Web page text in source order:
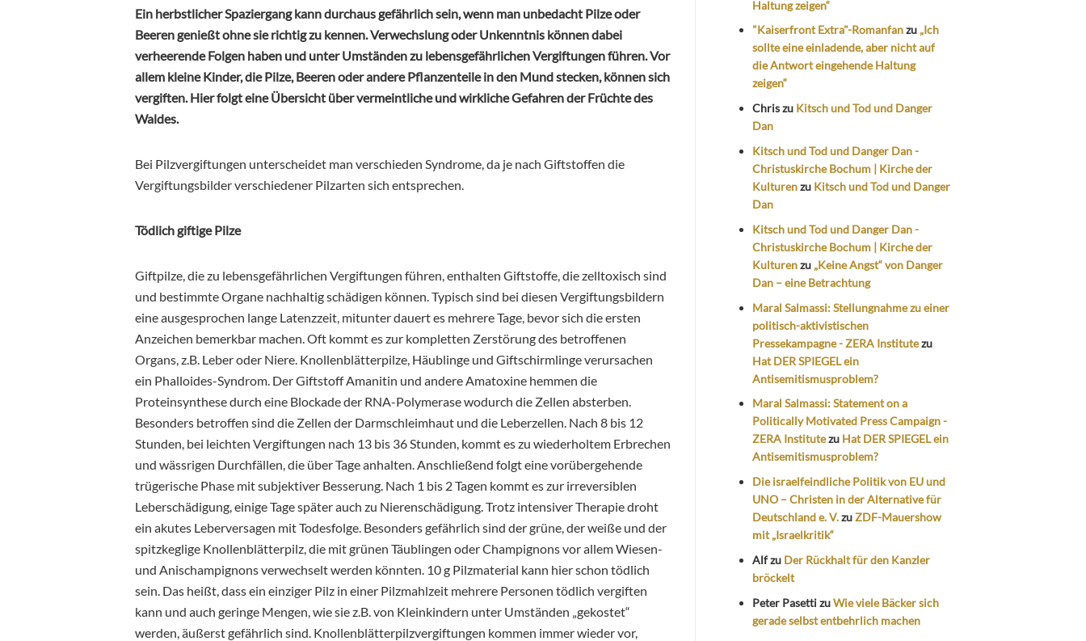
Ein herbstlicher Spaziergang kann durchaus gefährlich sein, wenn man unbedacht Pilze oder
Beeren genießt ohne sie richtig zu kennen. Verwechslung oder Unkenntnis können dabei
verheerende Folgen haben und unter Umständen zu lebensgefährlichen Vergiftungen führen. Vor
allem kleine Kinder, die Pilze, Beeren oder andere Pflanzenteile in den Mund stecken, können sich
vergiften. Hier folgt eine Übersicht über vermeintliche und wirkliche Gefahren der Früchte des
Waldes.
Bei Pilzvergiftungen unterscheidet man verschieden Syndrome, da je nach Giftstoffen die
Vergiftungsbilder verschiedener Pilzarten sich entsprechen.
Tödlich giftige Pilze
Giftpilze, die zu lebensgefährlichen Vergiftungen führen, enthalten Giftstoffe, die zelltoxisch sind
und bestimmte Organe nachhaltig schädigen können. Typisch sind bei diesen Vergiftungsbildern
eine ausgesprochen lange Latenzzeit, mitunter dauert es mehrere Tage, bevor sich die ersten
Anzeichen bemerkbar machen. Oft kommt es zur kompletten Zerstörung des betroffenen
Organs, z.B. Leber oder Niere. Knollenblätterpilze, Häublinge und Giftschirmlinge verursachen
ein Phalloides-Syndrom. Der Giftstoff Amanitin und andere Amatoxine hemmen die
Proteinsynthese durch eine Blockade der RNA-Polymerase wodurch die Zellen absterben.
Besonders betroffen sind die Zellen der Darmschleimhaut und die Leberzellen. Nach 8 bis 12
Stunden, bei leichten Vergiftungen nach 13 bis 36 Stunden, kommt es zu wiederholtem Erbrechen
und wässrigen Durchfällen, die über Tage anhalten. Anschließend folgt eine vorübergehende
trügerische Phase mit subjektiver Besserung. Nach 1 bis 2 Tagen kommt es zur irreversiblen
Leberschädigung, einige Tage später auch zu Nierenschädigung. Trotz intensiver Therapie droht
ein akutes Leberversagen mit Todesfolge. Besonders gefährlich sind der grüne, der weiße und der
spitzkeglige Knollenblätterpilz, die mit grünen Täublingen oder Champignons vor allem Wiesen-
und Anischampignons verwechselt werden könnten. 10 g Pilzmaterial kann hier schon tödlich
sein. Das heißt, dass ein einziger Pilz in einer Pilzmahlzeit mehrere Personen tödlich vergiften
kann und auch geringe Mengen, wie sie z.B. von Kleinkindern unter Umständen „gekostet“
werden, äußerst gefährlich sind. Knollenblätterpilzvergiftungen kommen immer wieder vor,
Haltung zeigen“
"Kaiserfront Extra"-Romanfanzu „Ich
sollte eine einladende, aber nicht auf
die Antwort eingehende Haltung
zeigen“
Chriszu Kitsch und Tod und Danger
Dan
Kitsch und Tod und Danger Dan -
Christuskirche Bochum | Kirche der
Kulturenzu Kitsch und Tod und Danger
Dan
Kitsch und Tod und Danger Dan -
Christuskirche Bochum | Kirche der
Kulturenzu „Keine Angst“ von Danger
Dan – eine Betrachtung
Maral Salmassi: Stellungnahme zu einer
politisch-aktivistischen
Pressekampagne - ZERA Institutezu
Hat DER SPIEGEL ein
Antisemitismusproblem?
Maral Salmassi: Statement on a
Politically Motivated Press Campaign -
ZERA Institutezu Hat DER SPIEGEL ein
Antisemitismusproblem?
Die israelfeindliche Politik von EU und
UNO – Christen in der Alternative für
Deutschland e. V.zuZDF-Mauershow
mit „Israelkritik“
Alfzu Der Rückhalt für den Kanzler
bröckelt
Peter PasettizuWie viele Bäcker sich
gerade selbst entbehrlich machen